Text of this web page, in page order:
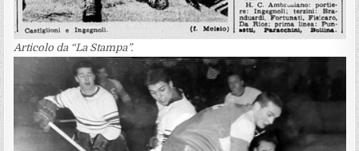
Articolo da “La Stampa”.